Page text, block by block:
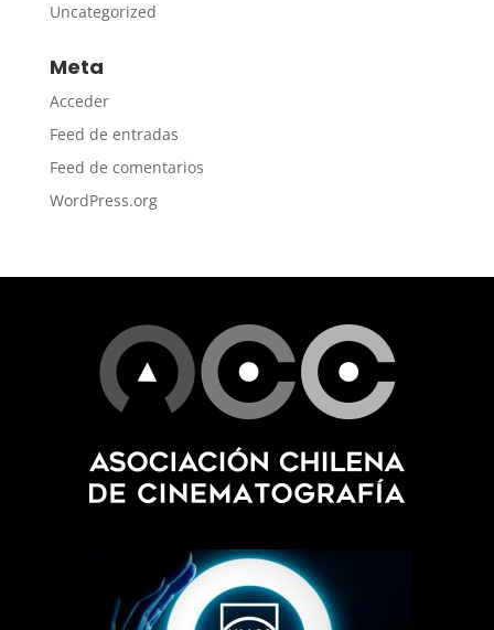
Uncategorized
Meta
Acceder
Feed de entradas
Feed de comentarios
WordPress.org